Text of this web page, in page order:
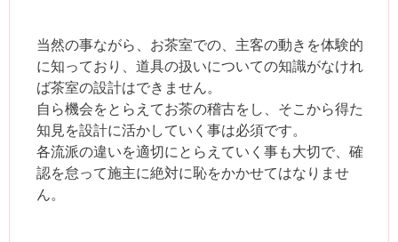
当然の事ながら、お茶室での、主客の動きを体験的
に知っており、道具の扱いについての知識がなけれ
ば茶室の設計はできません。
自ら機会をとらえてお茶の稽古をし、そこから得た
知見を設計に活かしていく事は必須です。
各流派の違いを適切にとらえていく事も大切で、確
認を怠って施主に絶対に恥をかかせてはなりませ
ん。